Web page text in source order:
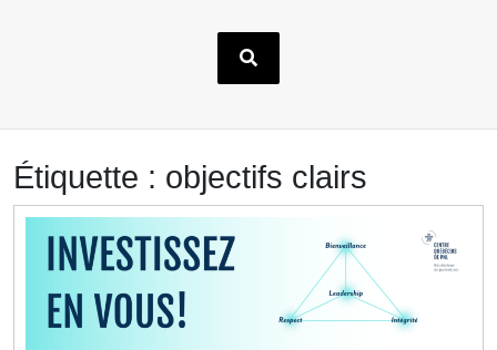
Étiquette : objectifs clairs